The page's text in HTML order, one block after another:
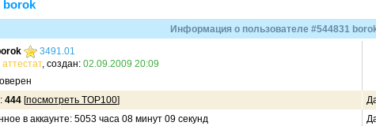
borok
Информация о пользователе #544831
3491.01
, создан: 02.09.2009 20:09
444 [посмотреть TOP100]
в аккаунте: 5053 часа 08 минут 09 секунд